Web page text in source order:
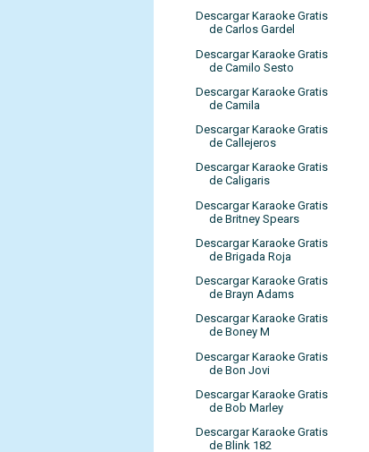
Descargar Karaoke Gratis
de Carlos Gardel
Descargar Karaoke Gratis
de Camilo Sesto
Descargar Karaoke Gratis
de Camila
Descargar Karaoke Gratis
de Callejeros
Descargar Karaoke Gratis
de Caligaris
Descargar Karaoke Gratis
de Britney Spears
Descargar Karaoke Gratis
de Brigada Roja
Descargar Karaoke Gratis
de Brayn Adams
Descargar Karaoke Gratis
de Boney M
Descargar Karaoke Gratis
de Bon Jovi
Descargar Karaoke Gratis
de Bob Marley
Descargar Karaoke Gratis
de Blink 182